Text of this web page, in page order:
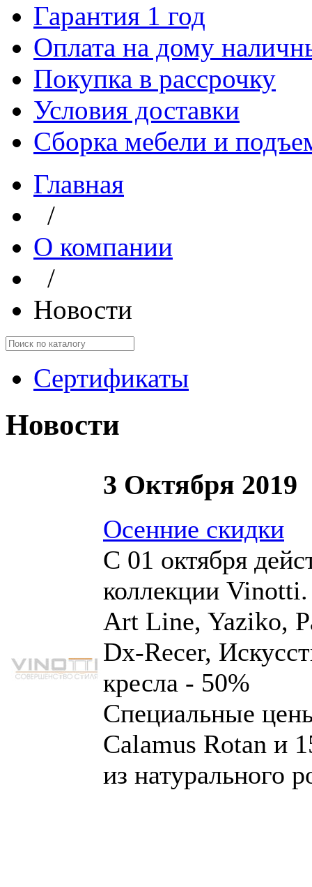
Гарантия 1 год
Оплата на дому
Покупка в рассрочку
Условия доставки
Сборка мебели и
Главная
/
О компании
/
Новости
Сертификаты
Новости
3 Октября 2019
Осенние скидки
С 01 октября
коллекции Vinotti.
Art Line, Yaziko,
Dx-Recer,
кресла - 50%
Специальные
Calamus Rotan и
из натурального